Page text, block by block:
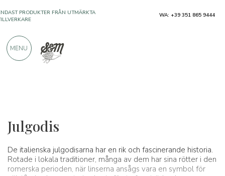
Julgodis
De italienska julgodisarna har en rik och fascinerande historia.
Rotade i lokala traditioner, många av dem har sina rötter i den
romerska perioden, när linserna ansågs vara en symbol för
PRODUKTER FRÅN UTMÄRKTA
900 POSITIVA RECENSIONER
WA: +39 351 865 9444
MENU